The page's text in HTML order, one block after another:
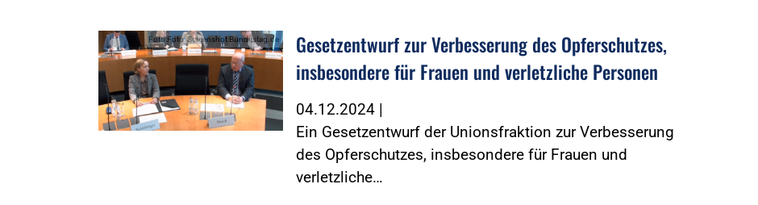
Foto:Foto: Screenshot Bundestag.de
Gesetzentwurf zur Verbesserung des Opferschutzes,
insbesondere für Frauen und verletzliche Personen
04.12.2024 |
Ein Gesetzentwurf der Unionsfraktion zur Verbesserung
des Opferschutzes, insbesondere für Frauen und
verletzliche…